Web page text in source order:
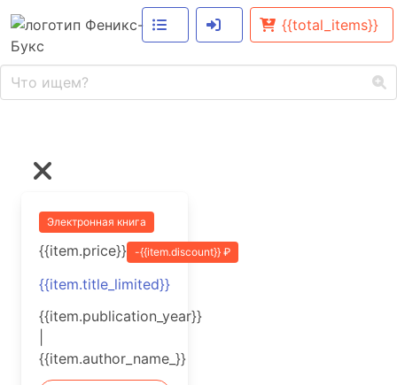
{{total_items}}
Электронная книга
{{item.price}} -{{item.discount}} ₽
{{item.title_limited}}
{{item.publication_year}}
{{item.author_name_}}